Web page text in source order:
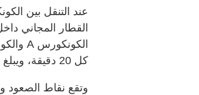
كل 20 دقيقة، ويبلغ متوسط وقت الرحلة نحو 20 دقيقة أيضاً.
وتقع نقاط الصعود